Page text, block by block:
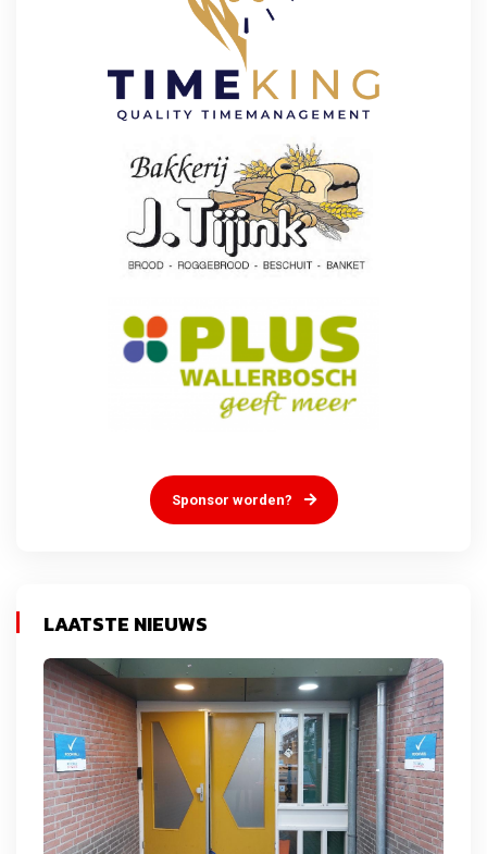
Sponsor worden?
LAATSTE NIEUWS